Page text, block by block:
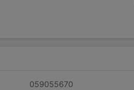
059055670